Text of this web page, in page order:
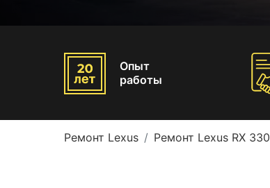
Опыт
работы
Ремонт Lexus Ремонт Lexus RX 330